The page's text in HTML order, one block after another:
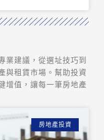
業建議，從選址技巧到
與租賃市場。幫助投資
增值，讓每一筆房地產
房地產投資